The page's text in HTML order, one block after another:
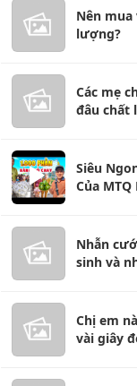
Nên
lượng?
Các mẹ
đâu chất
Siêu
Của
Nhẫn
sinh và
Chị em
vài giây